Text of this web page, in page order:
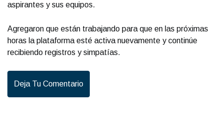
aspirantes y sus equipos.
Agregaron que están trabajando para que en las próximas
horas la plataforma esté activa nuevamente y continúe
recibiendo registros y simpatías.
Deja Tu Comentario